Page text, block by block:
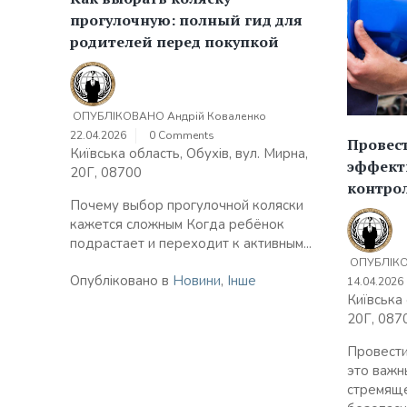
прогулочную: полный гид для
родителей перед покупкой
ОПУБЛІКОВАНО Андрій Коваленко
22.04.2026
0 Comments
Київська область, Обухів, вул. Мирна,
20Г, 08700
Почему выбор прогулочной коляски
кажется сложным Когда ребёнок
подрастает и переходит к активным...
Опубліковано в Новини, Інше
14.04.2026
20Г,
это